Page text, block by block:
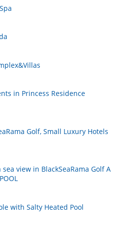
in Princess Residence
Golf, Small Luxury Hotels
view in BlackSeaRama Golf A
with Salty Heated Pool